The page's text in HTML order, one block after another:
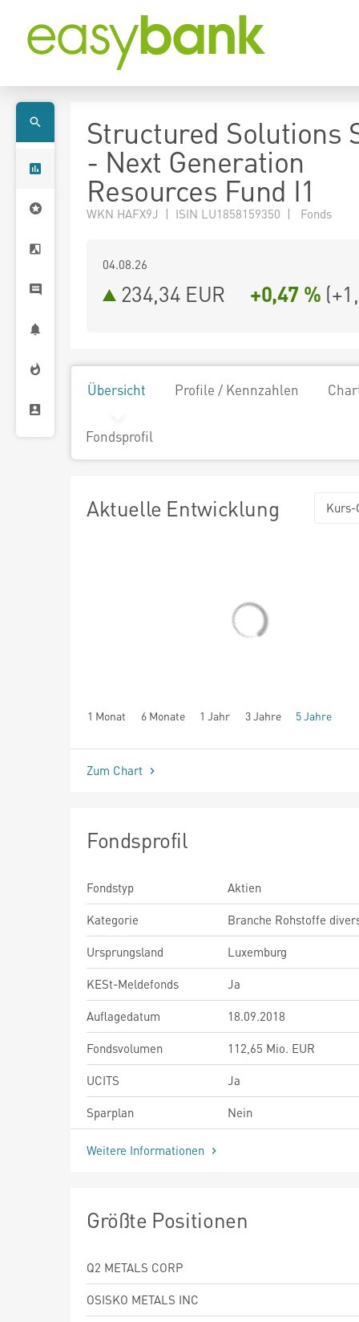
Structured Solutions
- Next Generation
Resources Fund I1
WKN HAFX9J | ISIN LU1858159350 | Fonds
04.08.26
234,34 EUR +0,47 % (
Übersicht Profile / Kennzahlen
Fondsprofil
Aktuelle Entwicklung Kurs-
1 Monat 6 Monate 1 Jahr 3 Jahre 5 Jahre
seit Beginn
Zum Chart
Fondsprofil
Fondstyp
Aktien
Kategorie
Branche Rohstoffe
Ursprungsland
Luxemburg
KESt-Meldefonds
Ja
Auflagedatum
18.09.2018
Fondsvolumen
112,65 Mio. EUR
UCITS
Ja
Sparplan
Nein
Weitere Informationen
Größte Positionen
Q2 METALS CORP
OSISKO METALS INC